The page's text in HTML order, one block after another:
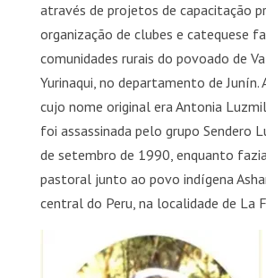
através de projetos de capacitação
organização de clubes e catequese
comunidades rurais do povoado de
Yurinaqui, no departamento de Junín.
cujo nome original era Antonia
foi assassinada pelo grupo Sendero
de setembro de 1990, enquanto
pastoral junto ao povo indígena
central do Peru, na localidade de La